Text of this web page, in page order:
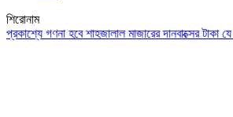
শিরোনাম
গণনা হবে শাহজালাল মাজারের দানবাক্সের টাকাযে